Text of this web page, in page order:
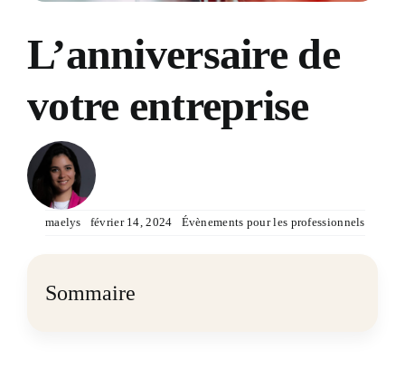
L’anniversaire de
votre entreprise
maelys février 14, 2024 Évènements pour les professionnels
Sommaire